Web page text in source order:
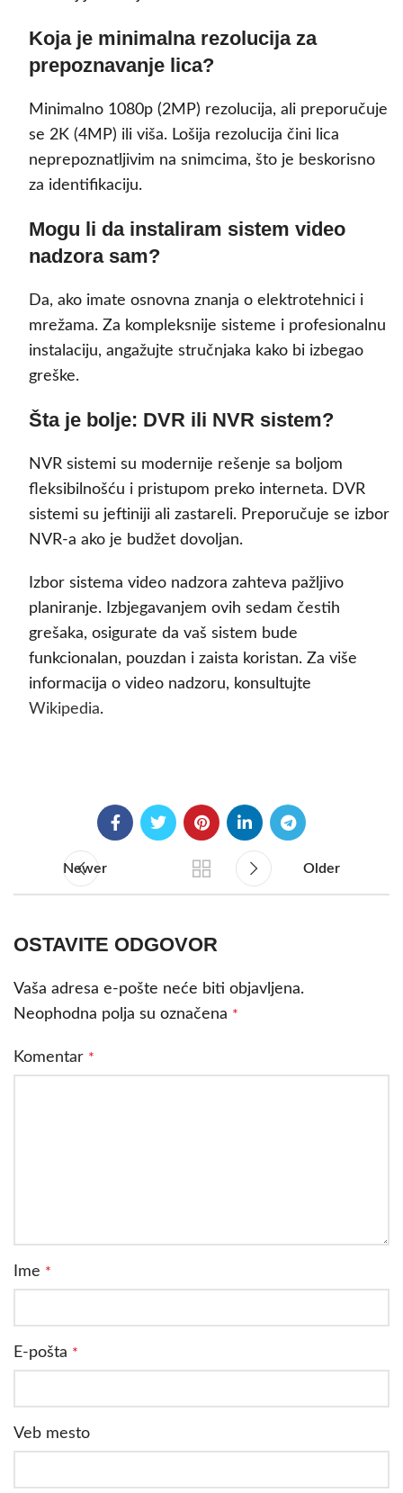
Koja je minimalna rezolucija za
prepoznavanje lica?
Minimalno 1080p (2MP) rezolucija, ali preporučuje
se 2K (4MP) ili viša. Lošija rezolucija čini lica
neprepoznatljivim na snimcima, što je beskorisno
za identifikaciju.
Mogu li da instaliram sistem video
nadzora sam?
Da, ako imate osnovna znanja o elektrotehnici i
mrežama. Za kompleksnije sisteme i profesionalnu
instalaciju, angažujte stručnjaka kako bi izbegao
greške.
Šta je bolje: DVR ili NVR sistem?
NVR sistemi su modernije rešenje sa boljom
fleksibilnošću i pristupom preko interneta. DVR
sistemi su jeftiniji ali zastareli. Preporučuje se izbor
NVR-a ako je budžet dovoljan.
Izbor sistema video nadzora zahteva pažljivo
planiranje. Izbjegavanjem ovih sedam čestih
grešaka, osigurate da vaš sistem bude
funkcionalan, pouzdan i zaista koristan. Za više
informacija o video nadzoru, konsultujte
Wikipedia.
Newer Older
OSTAVITE ODGOVOR
Vaša adresa e-pošte neće biti objavljena.
Neophodna polja su označena *
Komentar *
Ime *
E-pošta *
Veb mesto